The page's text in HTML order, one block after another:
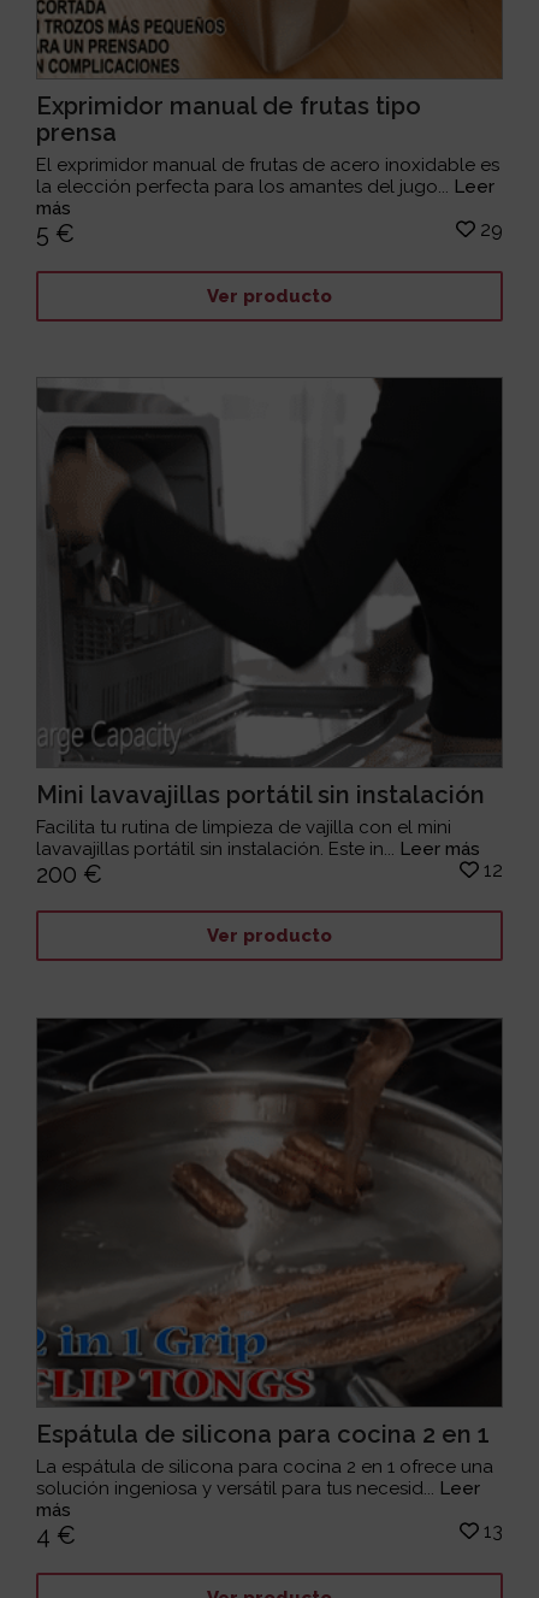
Exprimidor manual de frutas tipo
prensa
El exprimidor manual de frutas de acero inoxidable es
la elección perfecta para los amantes del jugo... Leer
más
5 € 29
Ver producto
Mini lavavajillas portátil sin instalación
Facilita tu rutina de limpieza de vajilla con el mini
lavavajillas portátil sin instalación. Este in... Leer más
200 € 12
Ver producto
Espátula de silicona para cocina 2 en 1
La espátula de silicona para cocina 2 en 1 ofrece una
solución ingeniosa y versátil para tus necesid... Leer
más
4 € 13